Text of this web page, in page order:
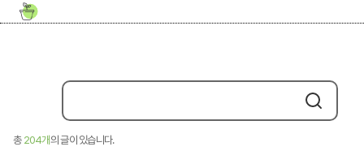
총 204개의 글이 있습니다.